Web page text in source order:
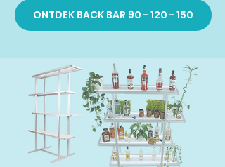
ONTDEK BACK BAR 90 - 120 - 150